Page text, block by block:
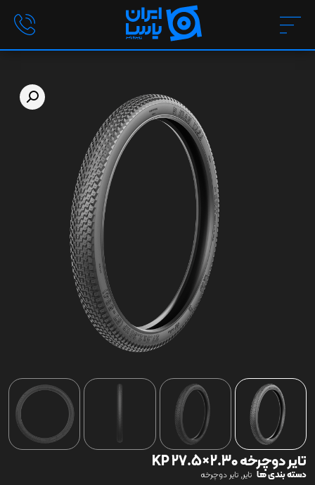
تایر دوچرخه KP 27.5×2.30
دسته بندی ها تایر, تایر دوچرخه